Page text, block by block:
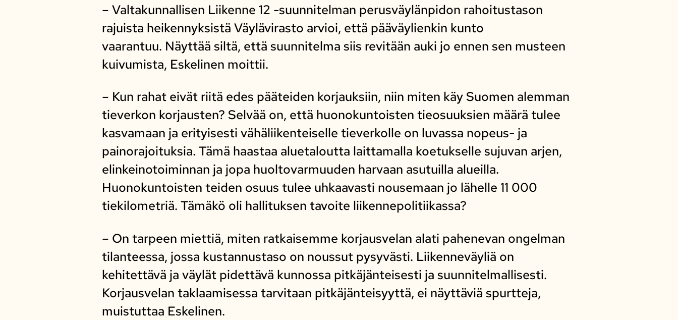
– Valtakunnallisen Liikenne 12 -suunnitelman perusväylänpidon rahoitustason
rajuista heikennyksistä Väylävirasto arvioi, että pääväylienkin kunto
vaarantuu. Näyttää siltä, että suunnitelma siis revitään auki jo ennen sen musteen
kuivumista, Eskelinen moittii.
– Kun rahat eivät riitä edes pääteiden korjauksiin, niin miten käy Suomen alemman
tieverkon korjausten? Selvää on, että huonokuntoisten tieosuuksien määrä tulee
kasvamaan ja erityisesti vähäliikenteiselle tieverkolle on luvassa nopeus- ja
painorajoituksia. Tämä haastaa aluetaloutta laittamalla koetukselle sujuvan arjen,
elinkeinotoiminnan ja jopa huoltovarmuuden harvaan asutuilla alueilla.
Huonokuntoisten teiden osuus tulee uhkaavasti nousemaan jo lähelle 11 000
tiekilometriä. Tämäkö oli hallituksen tavoite liikennepolitiikassa?
– On tarpeen miettiä, miten ratkaisemme korjausvelan alati pahenevan ongelman
tilanteessa, jossa kustannustaso on noussut pysyvästi. Liikenneväyliä on
kehitettävä ja väylät pidettävä kunnossa pitkäjänteisesti ja suunnitelmallisesti.
Korjausvelan taklaamisessa tarvitaan pitkäjänteisyyttä, ei näyttäviä spurtteja,
muistuttaa Eskelinen.